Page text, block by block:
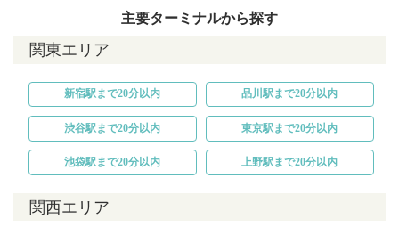
主要ターミナルから探す
関東エリア
新宿駅まで20分以内 品川駅まで20分以内
渋谷駅まで20分以内 東京駅まで20分以内
池袋駅まで20分以内 上野駅まで20分以内
関西エリア